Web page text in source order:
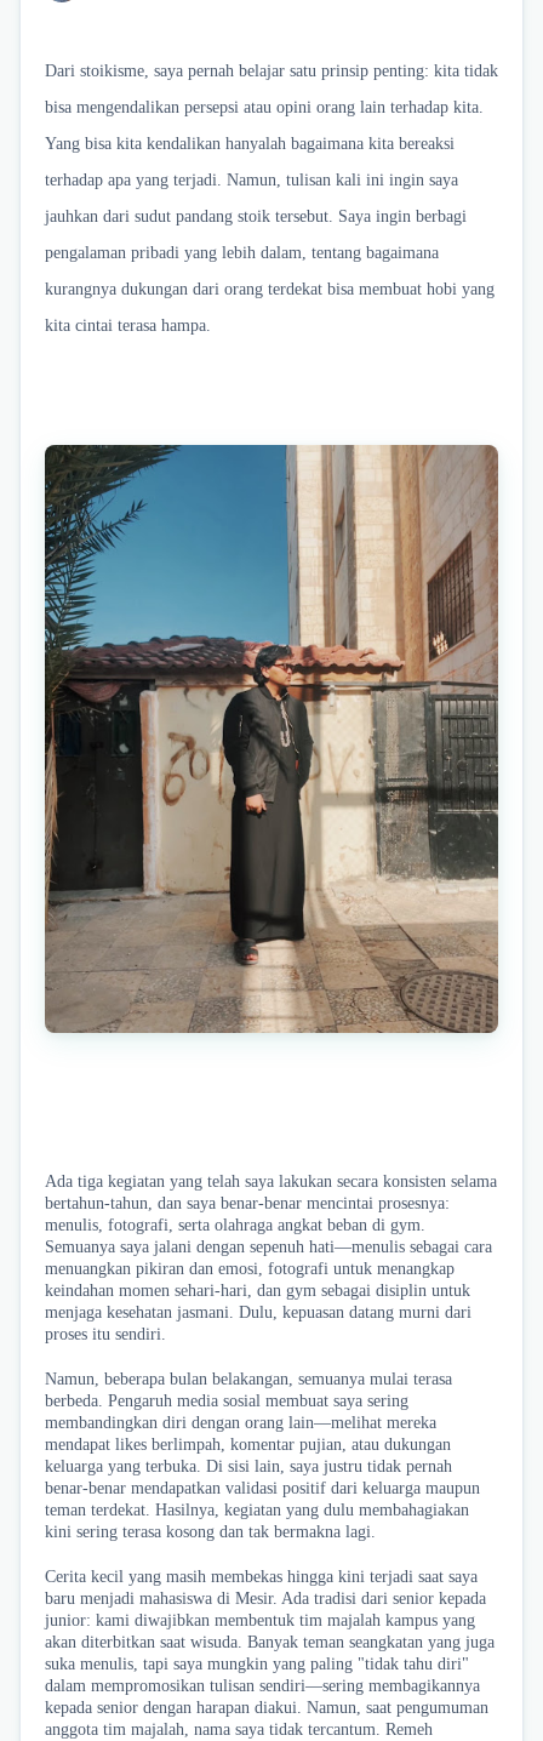
Dari stoikisme, saya pernah belajar satu prinsip penting: kita tidak
bisa mengendalikan persepsi atau opini orang lain terhadap kita.
Yang bisa kita kendalikan hanyalah bagaimana kita bereaksi
terhadap apa yang terjadi. Namun, tulisan kali ini ingin saya
jauhkan dari sudut pandang stoik tersebut. Saya ingin berbagi
pengalaman pribadi yang lebih dalam, tentang bagaimana
kurangnya dukungan dari orang terdekat bisa membuat hobi yang
kita cintai terasa hampa.
Ada tiga kegiatan yang telah saya lakukan secara konsisten selama
bertahun-tahun, dan saya benar-benar mencintai prosesnya:
menulis, fotografi, serta olahraga angkat beban di gym.
Semuanya saya jalani dengan sepenuh hati—menulis sebagai cara
menuangkan pikiran dan emosi, fotografi untuk menangkap
keindahan momen sehari-hari, dan gym sebagai disiplin untuk
menjaga kesehatan jasmani. Dulu, kepuasan datang murni dari
proses itu sendiri.
Namun, beberapa bulan belakangan, semuanya mulai terasa
berbeda. Pengaruh media sosial membuat saya sering
membandingkan diri dengan orang lain—melihat mereka
mendapat likes berlimpah, komentar pujian, atau dukungan
keluarga yang terbuka. Di sisi lain, saya justru tidak pernah
benar-benar mendapatkan validasi positif dari keluarga maupun
teman terdekat. Hasilnya, kegiatan yang dulu membahagiakan
kini sering terasa kosong dan tak bermakna lagi.
Cerita kecil yang masih membekas hingga kini terjadi saat saya
baru menjadi mahasiswa di Mesir. Ada tradisi dari senior kepada
junior: kami diwajibkan membentuk tim majalah kampus yang
akan diterbitkan saat wisuda. Banyak teman seangkatan yang juga
suka menulis, tapi saya mungkin yang paling "tidak tahu diri"
dalam mempromosikan tulisan sendiri—sering membagikannya
kepada senior dengan harapan diakui. Namun, saat pengumuman
anggota tim majalah, nama saya tidak tercantum. Remeh